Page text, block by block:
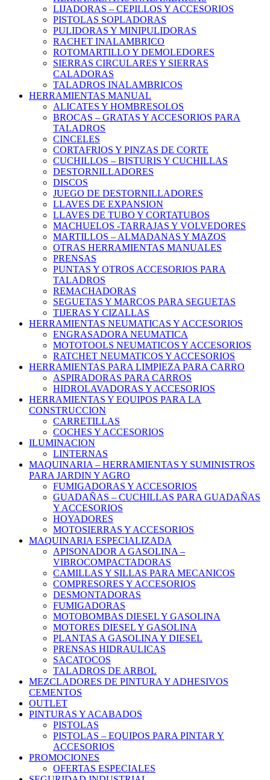
LIJADORAS – CEPILLOS Y ACCESORIOS
PISTOLAS SOPLADORAS
PULIDORAS Y MINIPULIDORAS
RACHET INALAMBRICO
ROTOMARTILLO Y DEMOLEDORES
SIERRAS CIRCULARES Y SIERRAS
CALADORAS
TALADROS INALAMBRICOS
HERRAMIENTAS MANUAL
ALICATES Y HOMBRESOLOS
BROCAS – GRATAS Y ACCESORIOS PARA
TALADROS
CINCELES
CORTAFRIOS Y PINZAS DE CORTE
CUCHILLOS – BISTURIS Y CUCHILLAS
DESTORNILLADORES
DISCOS
JUEGO DE DESTORNILLADORES
LLAVES DE EXPANSION
LLAVES DE TUBO Y CORTATUBOS
MACHUELOS -TARRAJAS Y VOLVEDORES
MARTILLOS – ALMADANAS Y MAZOS
OTRAS HERRAMIENTAS MANUALES
PRENSAS
PUNTAS Y OTROS ACCESORIOS PARA
TALADROS
REMACHADORAS
SEGUETAS Y MARCOS PARA SEGUETAS
TIJERAS Y CIZALLAS
HERRAMIENTAS NEUMATICAS Y ACCESORIOS
ENGRASADORA NEUMATICA
MOTOTOOLS NEUMATICOS Y ACCESORIOS
RATCHET NEUMATICOS Y ACCESORIOS
HERRAMIENTAS PARA LIMPIEZA PARA CARRO
ASPIRADORAS PARA CARROS
HIDROLAVADORAS Y ACCESORIOS
HERRAMIENTAS Y EQUIPOS PARA LA
CONSTRUCCION
CARRETILLAS
COCHES Y ACCESORIOS
ILUMINACION
LINTERNAS
MAQUINARIA – HERRAMIENTAS Y SUMINISTROS
PARA JARDIN Y AGRO
FUMIGADORAS Y ACCESORIOS
GUADAÑAS – CUCHILLAS PARA GUADAÑAS
Y ACCESORIOS
HOYADORES
MOTOSIERRAS Y ACCESORIOS
MAQUINARIA ESPECIALIZADA
APISONADOR A GASOLINA –
VIBROCOMPACTADORAS
CAMILLAS Y SILLAS PARA MECANICOS
COMPRESORES Y ACCESORIOS
DESMONTADORAS
FUMIGADORAS
MOTOBOMBAS DIESEL Y GASOLINA
MOTORES DIESEL Y GASOLINA
PLANTAS A GASOLINA Y DIESEL
PRENSAS HIDRAULICAS
SACATOCOS
TALADROS DE ARBOL
MEZCLADORES DE PINTURA Y ADHESIVOS
CEMENTOS
OUTLET
PINTURAS Y ACABADOS
PISTOLAS
PISTOLAS – EQUIPOS PARA PINTAR Y
ACCESORIOS
PROMOCIONES
OFERTAS ESPECIALES